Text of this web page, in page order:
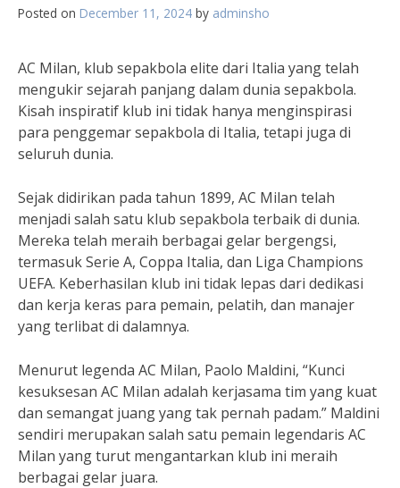
Posted on December 11, 2024 by adminsho
AC Milan, klub sepakbola elite dari Italia yang telah
mengukir sejarah panjang dalam dunia sepakbola.
Kisah inspiratif klub ini tidak hanya menginspirasi
para penggemar sepakbola di Italia, tetapi juga di
seluruh dunia.
Sejak didirikan pada tahun 1899, AC Milan telah
menjadi salah satu klub sepakbola terbaik di dunia.
Mereka telah meraih berbagai gelar bergengsi,
termasuk Serie A, Coppa Italia, dan Liga Champions
UEFA. Keberhasilan klub ini tidak lepas dari dedikasi
dan kerja keras para pemain, pelatih, dan manajer
yang terlibat di dalamnya.
Menurut legenda AC Milan, Paolo Maldini, “Kunci
kesuksesan AC Milan adalah kerjasama tim yang kuat
dan semangat juang yang tak pernah padam.” Maldini
sendiri merupakan salah satu pemain legendaris AC
Milan yang turut mengantarkan klub ini meraih
berbagai gelar juara.